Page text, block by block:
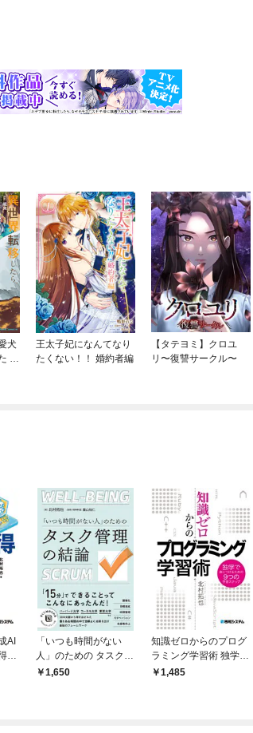
犬
～
王太子妃になんてなり
たくない！！ 婚約者編
【タテヨミ】クロユ
リ〜復讐サークル〜
AI
マ
「いつも時間がない
人」のための タスク管
理の結論
1,650
知識ゼロからのプログ
ラミング学習術 独学で
身につけるための9つ
1,485